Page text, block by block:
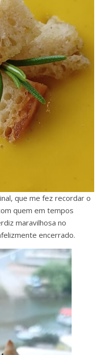
que me fez recordar o
quem em tempos
maravilhosa no
encerrado.